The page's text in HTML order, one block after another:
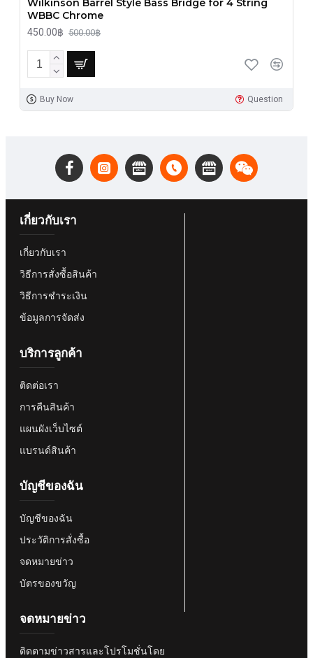
Wilkinson Barrel Style Bass Bridge for 4 String
WBBC Chrome
450.00฿ 500.00฿
Buy Now Question
เกี่ยวกับเรา
เกี่ยวกับเรา
วิธีการสั่งซื้อสินค้า
วิธีการชำระเงิน
ข้อมูลการจัดส่ง
บริการลูกค้า
ติดต่อเรา
การคืนสินค้า
แผนผังเว็บไซต์
แบรนด์สินค้า
บัญชีของฉัน
บัญชีของฉัน
ประวัติการสั่งซื้อ
จดหมายข่าว
บัตรของขวัญ
จดหมายข่าว
ติดตามข่าวสารและโปรโมชั่นโดย